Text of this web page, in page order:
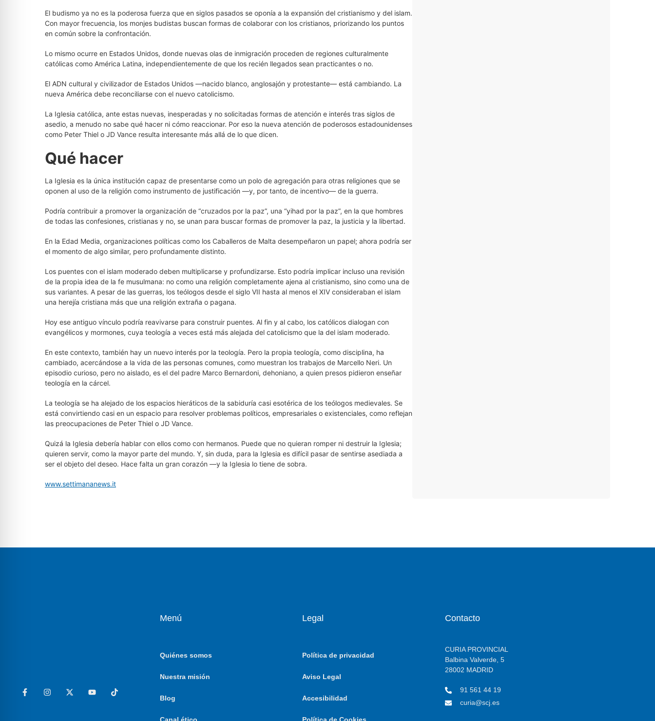
El budismo ya no es la poderosa fuerza que en siglos pasados se oponía a la expansión del cristianismo y del islam.
Con mayor frecuencia, los monjes budistas buscan formas de colaborar con los cristianos, priorizando los puntos
en común sobre la confrontación.
Lo mismo ocurre en Estados Unidos, donde nuevas olas de inmigración proceden de regiones culturalmente
católicas como América Latina, independientemente de que los recién llegados sean practicantes o no.
El ADN cultural y civilizador de Estados Unidos —nacido blanco, anglosajón y protestante— está cambiando. La
nueva América debe reconciliarse con el nuevo catolicismo.
La Iglesia católica, ante estas nuevas, inesperadas y no solicitadas formas de atención e interés tras siglos de
asedio, a menudo no sabe qué hacer ni cómo reaccionar. Por eso la nueva atención de poderosos estadounidenses
como Peter Thiel o JD Vance resulta interesante más allá de lo que dicen.
Qué hacer
La Iglesia es la única institución capaz de presentarse como un polo de agregación para otras religiones que se
oponen al uso de la religión como instrumento de justificación —y, por tanto, de incentivo— de la guerra.
Podría contribuir a promover la organización de “cruzados por la paz”, una “yihad por la paz”, en la que hombres
de todas las confesiones, cristianas y no, se unan para buscar formas de promover la paz, la justicia y la libertad.
En la Edad Media, organizaciones políticas como los Caballeros de Malta desempeñaron un papel; ahora podría ser
el momento de algo similar, pero profundamente distinto.
Los puentes con el islam moderado deben multiplicarse y profundizarse. Esto podría implicar incluso una revisión
de la propia idea de la fe musulmana: no como una religión completamente ajena al cristianismo, sino como una de
sus variantes. A pesar de las guerras, los teólogos desde el siglo VII hasta al menos el XIV consideraban el islam
una herejía cristiana más que una religión extraña o pagana.
Hoy ese antiguo vínculo podría reavivarse para construir puentes. Al fin y al cabo, los católicos dialogan con
evangélicos y mormones, cuya teología a veces está más alejada del catolicismo que la del islam moderado.
En este contexto, también hay un nuevo interés por la teología. Pero la propia teología, como disciplina, ha
cambiado, acercándose a la vida de las personas comunes, como muestran los trabajos de Marcello Neri. Un
episodio curioso, pero no aislado, es el del padre Marco Bernardoni, dehoniano, a quien presos pidieron enseñar
teología en la cárcel.
La teología se ha alejado de los espacios hieráticos de la sabiduría casi esotérica de los teólogos medievales. Se
está convirtiendo casi en un espacio para resolver problemas políticos, empresariales o existenciales, como reflejan
las preocupaciones de Peter Thiel o JD Vance.
Quizá la Iglesia debería hablar con ellos como con hermanos. Puede que no quieran romper ni destruir la Iglesia;
quieren servir, como la mayor parte del mundo. Y, sin duda, para la Iglesia es difícil pasar de sentirse asediada a
ser el objeto del deseo. Hace falta un gran corazón —y la Iglesia lo tiene de sobra.
www.settimananews.it
Menú
Quiénes somos
Nuestra misión
Blog
Legal
Política de privacidad
Aviso Legal
Accesibilidad
Contacto
CURIA PROVINCIAL
Balbina Valverde, 5
28002 MADRID
91 561 44 19
curia@scj.es